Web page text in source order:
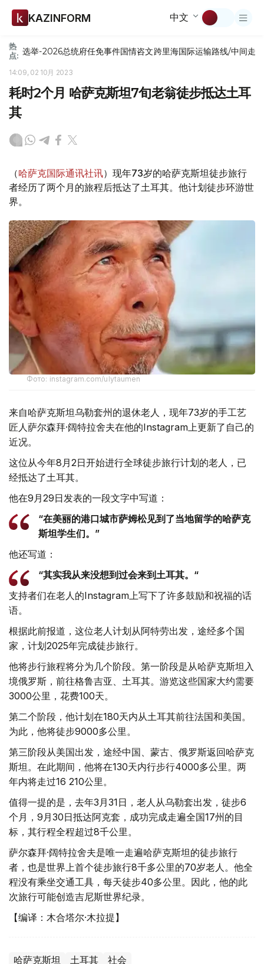
KAZINFORM 中文
热
点: 选举-2026总统府任免事件国情咨文跨里海国际运输路线/中间走廊
14:09, 02 10月 2023
耗时2个月 哈萨克斯坦7旬老翁徒步抵达土耳
其
（哈萨克国际通讯社讯）现年73岁的哈萨克斯坦徒步旅行
者经历了两个月的旅程后抵达了土耳其。他计划徒步环游世
界。
Фото: instagram.com/ulytaumen
来自哈萨克斯坦乌勒套州的退休老人，现年73岁的手工艺
匠人萨尔森拜·阔特拉舍夫在他的Instagram上更新了自己的
近况。
这位从今年8月2日开始进行全球徒步旅行计划的老人，已
经抵达了土耳其。
他在9月29日发表的一段文字中写道：
“在美丽的港口城市萨姆松见到了当地留学的哈萨克
斯坦学生们。”
他还写道：
“其实我从来没想到过会来到土耳其。“
支持者们在老人的Instagram上写下了许多鼓励和祝福的话
语。
根据此前报道，这位老人计划从阿特劳出发，途经多个国
家，计划2025年完成徒步旅行。
他将步行旅程将分为几个阶段。第一阶段是从哈萨克斯坦入
境俄罗斯，前往格鲁吉亚、土耳其。游览这些国家大约需要
3000公里，花费100天。
第二个阶段，他计划在180天内从土耳其前往法国和美国。
为此，他将徒步9000多公里。
第三阶段从美国出发，途经中国、蒙古、俄罗斯返回哈萨克
斯坦。在此期间，他将在130天内行步行4000多公里。两
年内将走过16 210公里。
值得一提的是，去年3月31日，老人从乌勒套出发，徒步6
个月，9月30日抵达阿克套，成功完成走遍全国17州的目
标，其行程全程超过8千公里。
萨尔森拜·阔特拉舍夫是唯一走遍哈萨克斯坦的徒步旅行
者，也是世界上首个徒步旅行8千多公里的70岁老人。他全
程没有乘坐交通工具，每天徒步40多公里。因此，他的此
次旅行可能创造吉尼斯世界纪录。
【编译：木合塔尔·木拉提】
哈萨克斯坦 土耳其 社会